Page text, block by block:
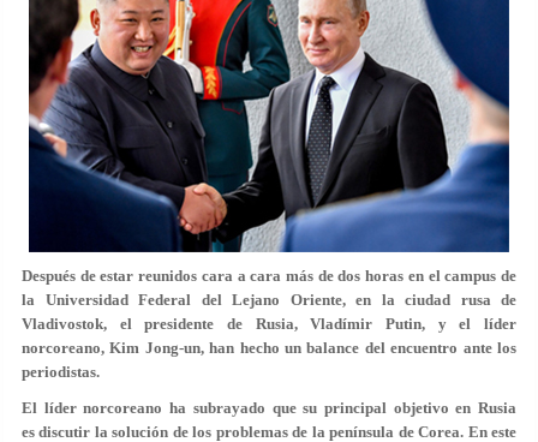
Después de estar reunidos cara a cara más de dos horas en el campus de
la Universidad Federal del Lejano Oriente, en la ciudad rusa de
Vladivostok, el presidente de Rusia, Vladímir Putin, y el líder
norcoreano, Kim Jong-un, han hecho un balance del encuentro ante los
periodistas.
El líder norcoreano ha subrayado que su principal objetivo en Rusia
esdiscutir la solución de los problemas de la península de Corea. En este